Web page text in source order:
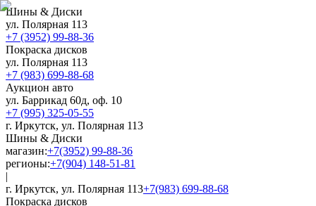
Шины & Диски
ул. Полярная 113
+7 (3952) 99-88-36
Покраска дисков
ул. Полярная 113
+7 (983) 699-88-68
Аукцион авто
ул. Баррикад 60д, оф. 10
+7 (995) 325-05-55
г. Иркутск, ул. Полярная 113
Шины & Диски
магазин:+7(3952) 99-88-36
регионы:+7(904) 148-51-81
|
г. Иркутск, ул. Полярная 113+7(983) 699-88-68
Покраска дисков